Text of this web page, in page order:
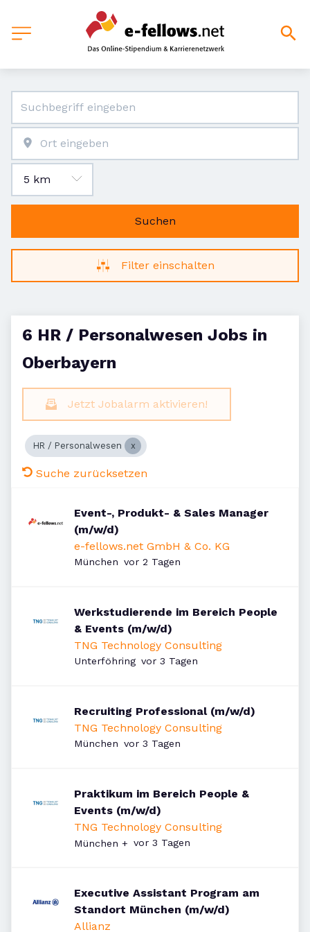
Suchen
Filter einschalten
6 HR / Personalwesen Jobs in
Oberbayern
Jetzt Jobalarm aktivieren!
HR / Personalwesen
Suche zurücksetzen
Event-, Produkt- & Sales Manager
(m/w/d)
e-fellows.net GmbH & Co. KG
München Veröffentlicht
vor 2 Tagen
Werkstudierende im Bereich People
& Events (m/w/d)
TNG Technology Consulting
Unterföhring Veröffentlicht
vor 3 Tagen
Recruiting Professional (m/w/d)
TNG Technology Consulting
München Veröffentlicht
vor 3 Tagen
Praktikum im Bereich People &
Events (m/w/d)
TNG Technology Consulting
München + Veröffentlicht
vor 3 Tagen
Executive Assistant Program am
Standort München (m/w/d)
Allianz